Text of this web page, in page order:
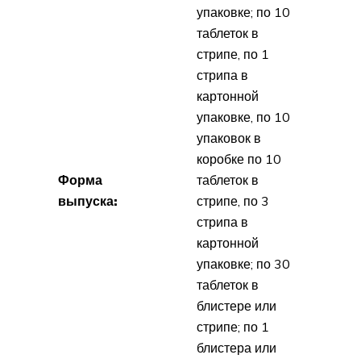
Форма
выпуска:
упаковке; по 10
таблеток в
стрипе, по 1
стрипа в
картонной
упаковке, по 10
упаковок в
коробке по 10
таблеток в
стрипе, по 3
стрипа в
картонной
упаковке; по 30
таблеток в
блистере или
стрипе; по 1
блистера или